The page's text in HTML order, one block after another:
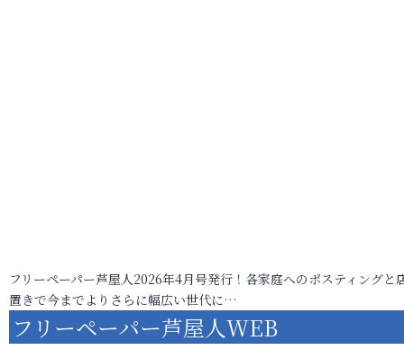
フリーペーパー芦屋人2026年4月号発行！各家庭へのポスティングと
置きで今までよりさらに幅広い世代に…
フリーペーパー芦屋人WEB